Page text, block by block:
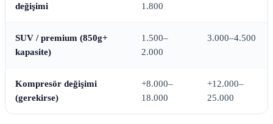
değişimi
1.800
SUV / premium (850g+
kapasite)
1.500–
2.000
3.000–4.500
Kompresör değişimi
(gerekirse)
+8.000–
18.000
+12.000–
25.000